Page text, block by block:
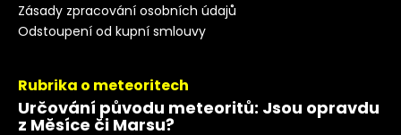
Zásady zpracování osobních údajů
Odstoupení od kupní smlouvy
Rubrika o meteoritech
Určování původu meteoritů: Jsou opravdu
z Měsíce či Marsu?